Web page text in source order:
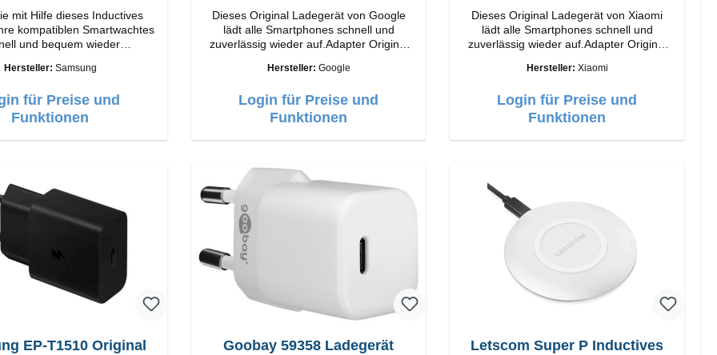
mit Hilfe dieses Inductives
kompatiblen Smartwachtes
und bequem wieder
Farbe: Schwarz
Hersteller: Samsung
für Preise und
Funktionen
Dieses Original Ladegerät von Google
lädt alle Smartphones schnell und
zuverlässig wieder auf.Adapter Original
Anschlüsse: USB-C Output: 30W Farbe:
Hersteller: Google
Login für Preise und
Funktionen
Dieses Original Ladegerät von Xiaomi
lädt alle Smartphones schnell und
zuverlässig wieder auf.Adapter Original
Anschlüsse: USB-A Output: 33W Farbe:
USB-C Farbe: Weiss
Hersteller: Xiaomi
Login für Preise und
Funktionen
EP-T1510 Original
Goobay 59358 Ladegerät
Letscom Super P Inductives